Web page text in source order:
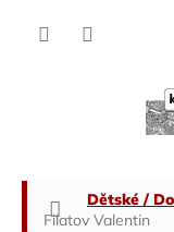
Domů
Dětské /
Filatov Valentin